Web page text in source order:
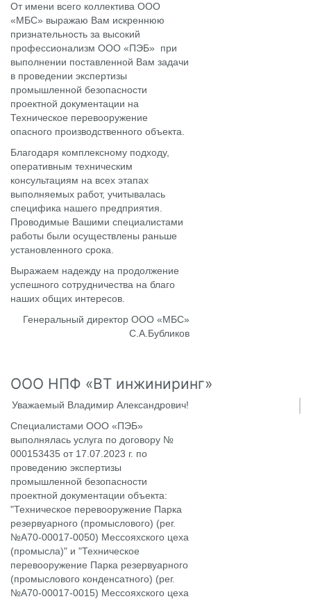
От имени всего коллектива ООО
«МБС» выражаю Вам искреннюю
признательность за высокий
профессионализм ООО «ПЭБ» при
выполнении поставленной Вам задачи
в проведении экспертизы
промышленной безопасности
проектной документации на
Техническое перевооружение
опасного производственного объекта.
Благодаря комплексному подходу,
оперативным техническим
консультациям на всех этапах
выполняемых работ, учитывалась
специфика нашего предприятия.
Проводимые Вашими специалистами
работы были осуществлены раньше
установленного срока.
Выражаем надежду на продолжение
успешного сотрудничества на благо
наших общих интересов.
Генеральный директор ООО «МБС»
С.А.Бубликов
ООО НПФ «ВТ инжиниринг»
Уважаемый Владимир Александрович!
Специалистами ООО «ПЭБ»
выполнялась услуга по договору №
000153435 от 17.07.2023 г. по
проведению экспертизы
промышленной безопасности
проектной документации объекта:
"Техническое перевооружение Парка
резервуарного (промыслового) (рег.
№А70-00017-0050) Мессояхского цеха
(промысла)" и "Техническое
перевооружение Парка резервуарного
(промыслового конденсатного) (рег.
№А70-00017-0015) Мессояхского цеха